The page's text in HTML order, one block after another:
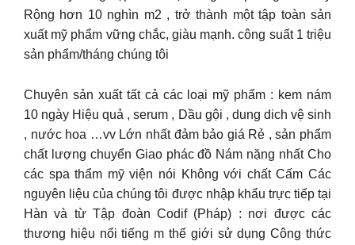
Rộng hơn 10 nghìn m2 , trở thành một tập toàn sản
xuất mỹ phẩm vững chắc, giàu mạnh. công suất 1 triệu
sản phẩm/tháng chúng tôi
Chuyên sản xuất tất cả các loại mỹ phẩm : kem nám
10 ngày Hiệu quả , serum , Dầu gội , dung dich vệ sinh
, nước hoa …vv Lớn nhất đảm bảo giá Rẻ , sản phẩm
chất lượng chuyển Giao phác đồ Nám nặng nhất Cho
các spa thẩm mỹ viện nói Không với chất Cấm Các
nguyên liệu của chúng tôi được nhập khẩu trực tiếp tại
Hàn và từ Tập đoàn Codif (Pháp) : nơi được các
thương hiệu nổi tiếng m thế giới sử dụng Công thức